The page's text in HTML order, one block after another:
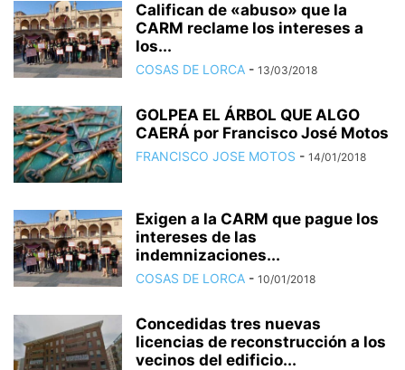
Califican de «abuso» que la
CARM reclame los intereses a
los...
COSAS DE LORCA - 13/03/2018
GOLPEA EL ÁRBOL QUE ALGO
CAERÁ por Francisco José Motos
FRANCISCO JOSE MOTOS - 14/01/2018
Exigen a la CARM que pague los
intereses de las
indemnizaciones...
COSAS DE LORCA - 10/01/2018
Concedidas tres nuevas
licencias de reconstrucción a los
vecinos del edificio...